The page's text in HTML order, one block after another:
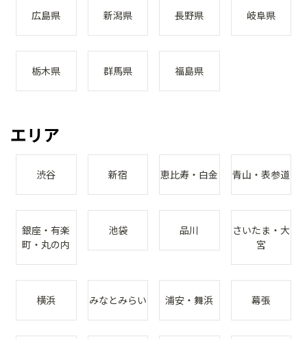
広島県 新潟県 長野県 岐阜県
栃木県 群馬県 福島県
エリア
渋谷 新宿 恵比寿・白金 青山・表参道
銀座・有楽
町・丸の内
池袋 品川
さいたま・大
宮
横浜 みなとみらい 浦安・舞浜 幕張